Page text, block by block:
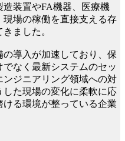
装置やFA機器、医療機
場の稼働を直接支える存
ました。
導入が加速しており、保
なく最新システムのセッ
ンジニアリング領域への対
した現場の変化に柔軟に応
ける環境が整っている企業